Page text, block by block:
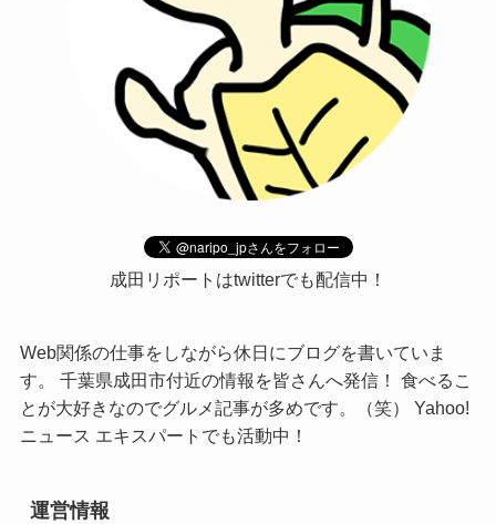
成田リポートはtwitterでも配信中！
Web関係の仕事をしながら休日にブログを書いていま
す。 千葉県成田市付近の情報を皆さんへ発信！ 食べるこ
とが大好きなのでグルメ記事が多めです。（笑） Yahoo!
ニュース エキスパートでも活動中！
運営情報